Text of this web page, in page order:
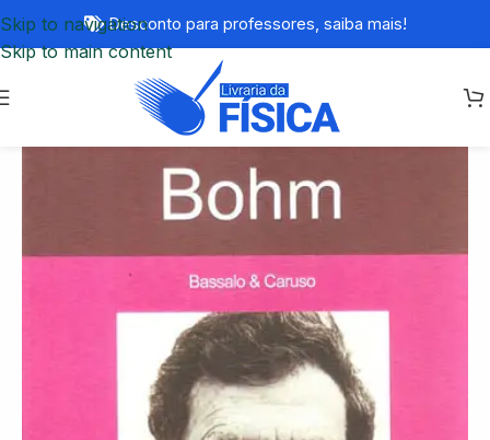
Skip to navigation
Skip to main content
Desconto para professores, saiba mais!